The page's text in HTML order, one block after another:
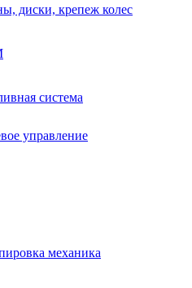
диски, крепеж колес
система
управление
механика